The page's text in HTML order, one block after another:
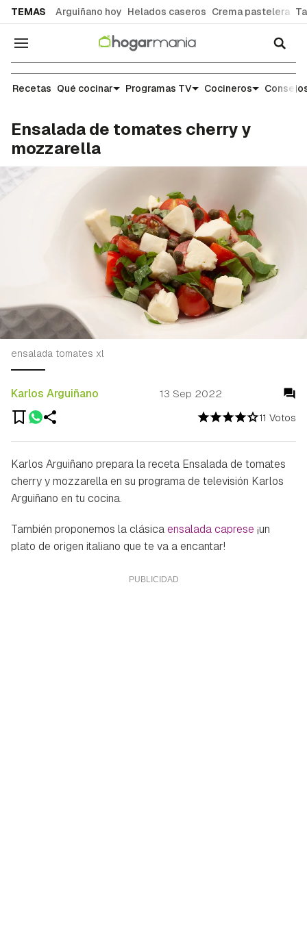
TEMAS Arguiñano hoy Helados caseros Crema pastelera
Navegación
Recetas
Recetas Qué cocinar Programas TV Cocineros
Ensalada de tomates cherry y
mozzarella
11 Votos
Karlos Arguiñano 13 Sep 2022
ensalada tomates xl
Karlos Arguiñano prepara la receta Ensalada de tomates
cherry y mozzarella en su programa de televisión Karlos
Arguiñano en tu cocina.
También proponemos la clásicaensalada caprese ¡un
plato de origen italiano que te va a encantar!